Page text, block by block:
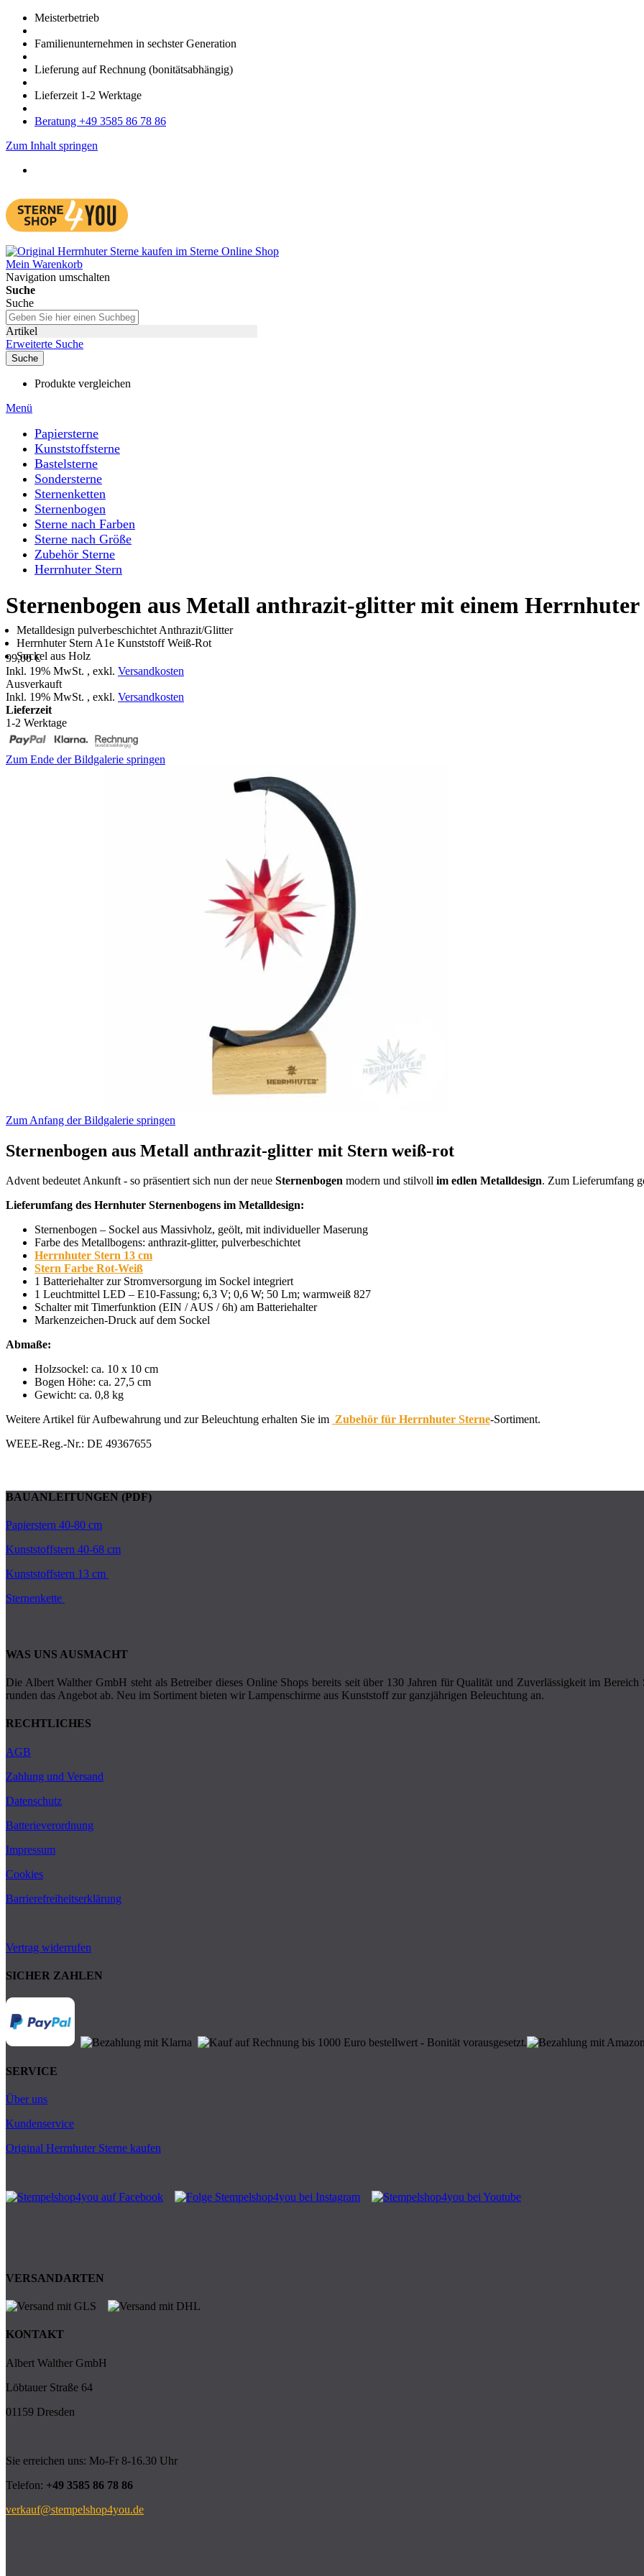
Meister­betrieb
Familien­unter­nehmen in sechster Gene­ration
Lieferung auf Rech­nung (bonitätsabhängig)
Liefer­zeit 1-2 Werk­tage
Bera­tung +49 3585 86 78 86
Zum Inhalt springen
Mein Warenkorb
Navigation umschalten
Suche
Suche
Artikel
Erweiterte Suche
Suche
Produkte vergleichen
Menü
Papiersterne
Kunststoffsterne
Bastelsterne
Sondersterne
Sternenketten
Sternenbogen
Sterne nach Farben
Sterne nach Größe
Zubehör Sterne
Herrnhuter Stern
Sternenbogen aus Metall anthrazit-glitter mit einem
Metalldesign pulverbeschichtet Anthrazit/Glitter
Herrnhuter Stern A1e Kunststoff Weiß-Rot
Sockel aus Holz
99,00 €
Inkl. 19% MwSt. , exkl. Versandkosten
Ausverkauft
Inkl. 19% MwSt. , exkl. Versandkosten
Lieferzeit
1-2 Werktage
Zum Ende der Bildgalerie springen
Zum Anfang der Bildgalerie springen
Sternenbogen aus Metall anthrazit-glitter mit Stern weiß-rot
Advent bedeutet Ankunft - so präsentiert sich nun der neue Sternenbogen modern und stilvoll im edlen Metalldesign. Zum Lieferumfang
Lieferumfang des Hernhuter Sternenbogens im Metalldesign:
Sternenbogen – Sockel aus Massivholz, geölt, mit individueller Maserung
Farbe des Metallbogens: anthrazit-glitter, pulverbeschichtet
Herrnhuter Stern 13 cm
Stern Farbe Rot-Weiß
1 Batteriehalter zur Stromversorgung im Sockel integriert
1 Leuchtmittel LED – E10-Fassung; 6,3 V; 0,6 W; 50 Lm; warmweiß 827
Schalter mit Timerfunktion (EIN / AUS / 6h) am Batteriehalter
Markenzeichen-Druck auf dem Sockel
Abmaße:
Holzsockel: ca. 10 x 10 cm
Bogen Höhe: ca. 27,5 cm
Gewicht: ca. 0,8 kg
Weitere Artikel für Aufbewahrung und zur Beleuchtung erhalten Sie im Zubehör für Herrnhuter Sterne-Sortiment.
WEEE-Reg.-Nr.: DE 49367655
BAUANLEITUNGEN (PDF)
Papierstern 40-80 cm
Kunststoffstern 40-68 cm
Kunststoffstern 13 cm
Sternenkette
WAS UNS AUSMACHT
Die Albert Walther GmbH steht als Betreiber dieses Online Shops bereits seit über 130 Jahren für Qualität und Zuverlässigkeit im
runden das Angebot ab. Neu im Sortiment bieten wir Lampenschirme aus Kunststoff zur ganzjährigen Beleuchtung an.
RECHTLICHES
AGB
Zahlung und Versand
Datenschutz
Batterieverordnung
Impressum
Cookies
Barrierefreiheitserklärung
Vertrag widerrufen
SICHER ZAHLEN
SERVICE
Über uns
Kundenservice
Original Herrnhuter Sterne kaufen
VERSANDARTEN
KONTAKT
Albert Walther GmbH
Löbtauer Straße 64
01159 Dresden
Sie erreichen uns: Mo-Fr 8-16.30 Uhr
Telefon: +49 3585 86 78 86
verkauf@stempelshop4you.de